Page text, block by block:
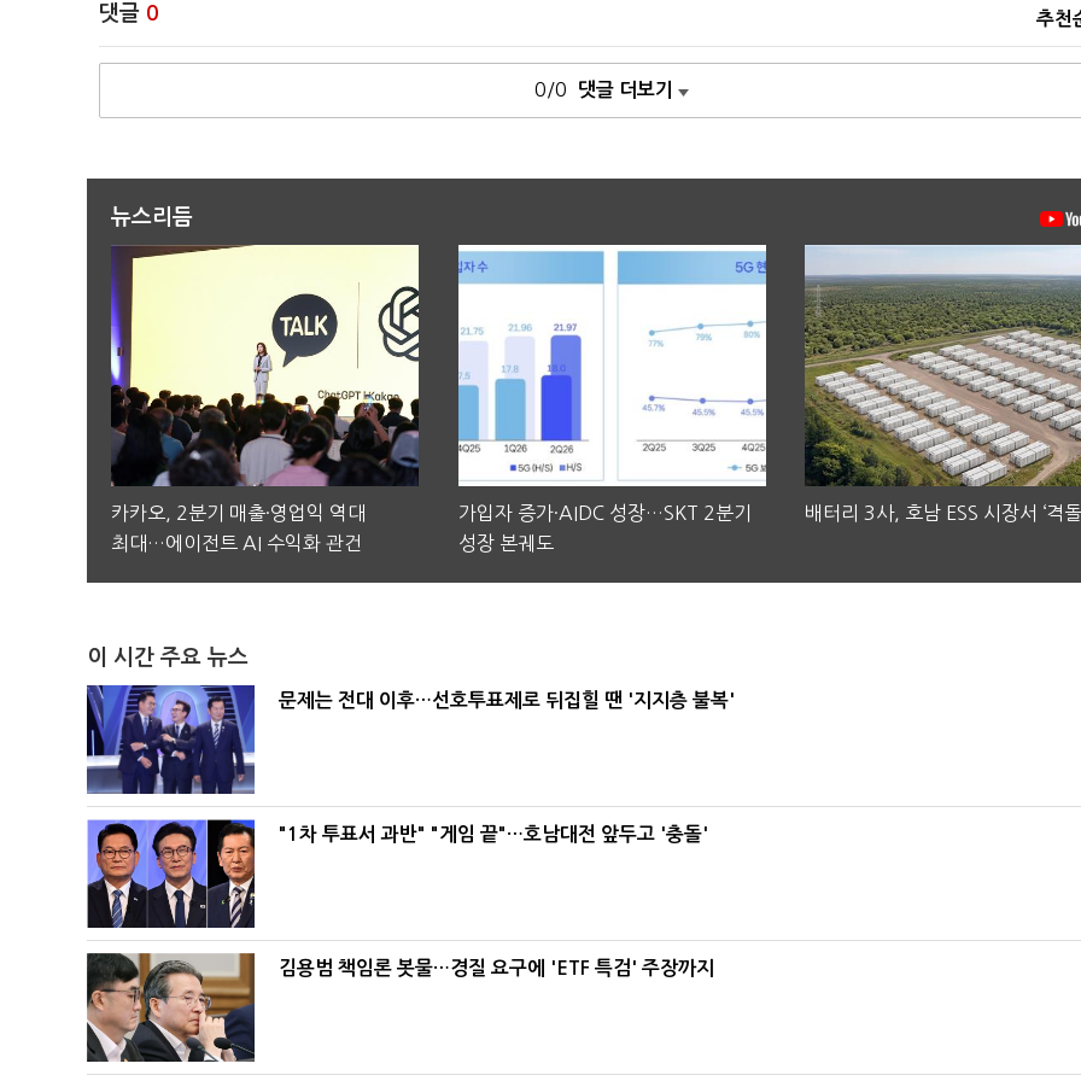
댓글 0 추천
0/0 댓글 더보기
뉴스리듬
카카오, 2분기 매출·영업익 역대
최대…에이전트 AI 수익화 관건
가입자 증가·AIDC 성장…SKT 2분기
성장 본궤도
배터리 3사, 호남 ESS 시장서 ‘격돌
이 시간 주요 뉴스
문제는 전대 이후…선호투표제로 뒤집힐 땐 '지지층 불복'
"1차 투표서 과반" "게임 끝"…호남대전 앞두고 '충돌'
김용범 책임론 봇물…경질 요구에 'ETF 특검' 주장까지